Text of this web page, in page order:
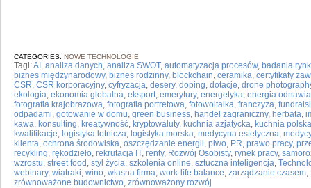
CATEGORIES: NOWE TECHNOLOGIE
Tagi:AI , analiza danych, analiza SWOT, automatyzacja procesów, badania
biznes międzynarodowy, biznes rodzinny, blockchain, ceramika, certyfikaty
CSR, CSR korporacyjny, cyfryzacja, desery, doping, dotacje, drone
ekologia, ekonomia globalna, eksport, emerytury, energetyka, energia
fotografia krajobrazowa, fotografia portretowa, fotowoltaika, franczyza,
odpadami, gotowanie w domu, green business, handel zagraniczny, herbata,
kawa, konsulting, kreatywność, kryptowaluty, kuchnia azjatycka, kuchnia polska
kwalifikacje, logistyka lotnicza, logistyka morska, medycyna estetyczna,
klienta, ochrona środowiska, oszczędzanie energii, piwo, PR, prawo pracy,
recykling, rękodzieło, rekrutacja IT, renty, Rozwój Osobisty, rynek pracy,
wzrostu, street food , styl życia, szkolenia online, sztuczna inteligencja,
webinary, wiatraki, wino, własna firma, work-life balance, zarządzanie czasem,
zrównoważone budownictwo, zrównoważony rozwój